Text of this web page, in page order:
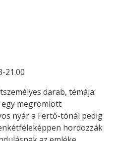
21.00
darab, témája:
megromlott
nyár a Fertő-tónál pedig
hordozzák